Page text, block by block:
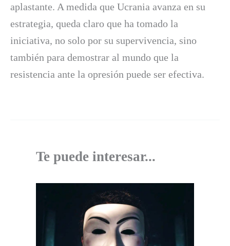
aplastante. A medida que Ucrania avanza en su
estrategia, queda claro que ha tomado la
iniciativa, no solo por su supervivencia, sino
también para demostrar al mundo que la
resistencia ante la opresión puede ser efectiva.
Te puede interesar...